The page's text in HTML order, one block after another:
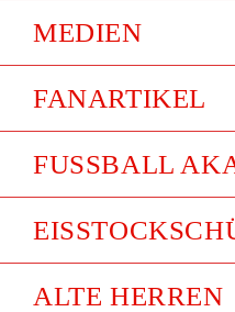
MEDIEN
FANARTIKEL
FUSSBALL
ALTE HERREN